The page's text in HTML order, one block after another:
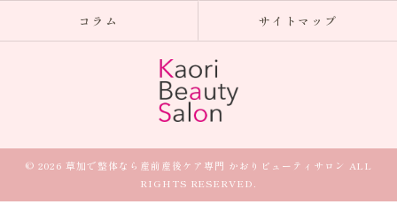
コラム サイトマップ
© 2026 草加で整体なら産前産後ケア専門 かおりビューティサロン ALL
RIGHTS RESERVED.